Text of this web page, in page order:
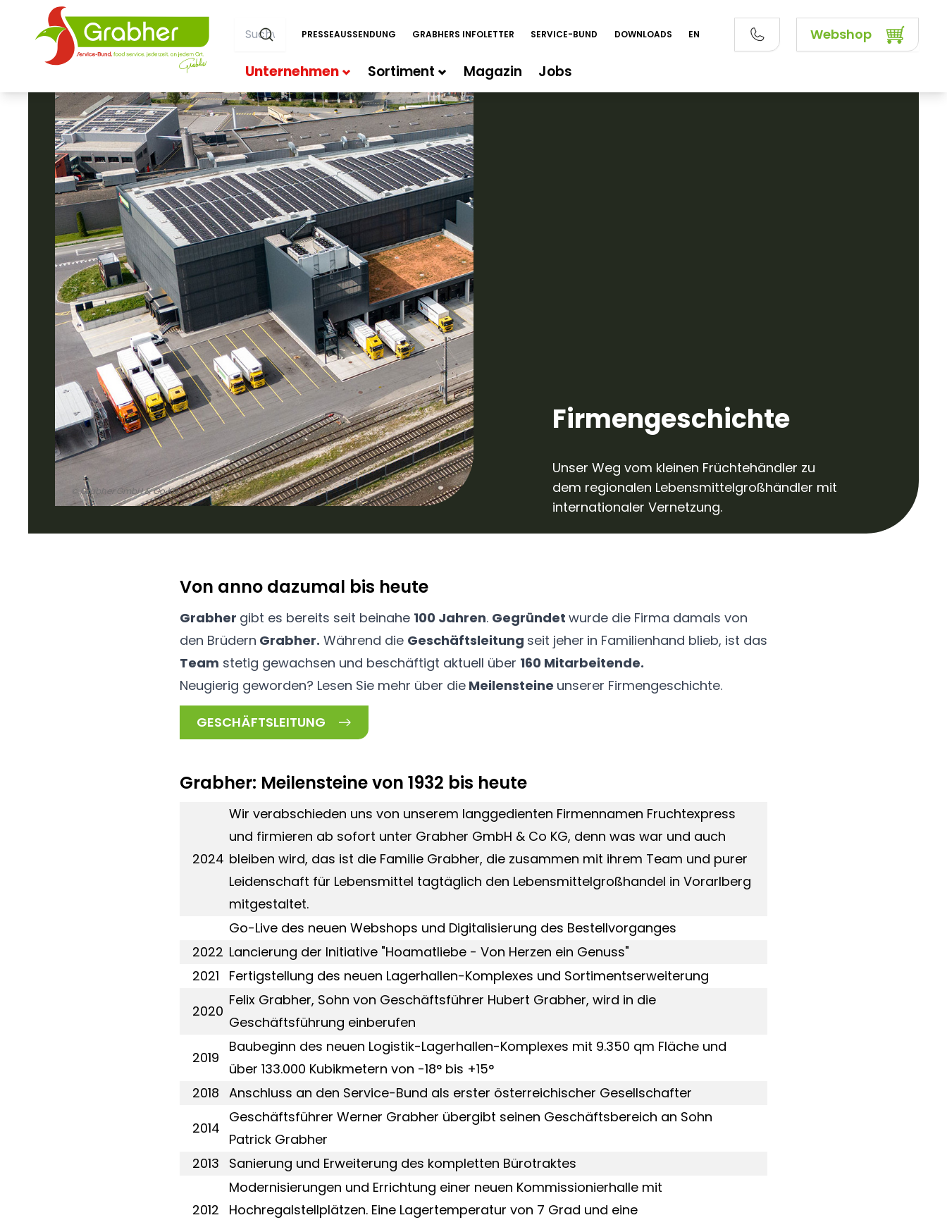
PRESSEAUSSENDUNG GRABHERS INFOLETTER SERVICE-BUND DOWNLOADS EN Webshop
Unternehmen Sortiment Magazin Jobs
© Grabher GmbH & Co KG
Firmengeschichte
Unser Weg vom kleinen Früchtehändler zu
dem regionalen Lebensmittelgroßhändler mit
internationaler Vernetzung.
Von anno dazumal bis heute
Grabher gibt es bereits seit beinahe 100 Jahren. Gegründet wurde die Firma damals von
den Brüdern Grabher. Während die Geschäftsleitung seit jeher in Familienhand blieb, ist das
Team stetig gewachsen und beschäftigt aktuell über 160 Mitarbeitende.
Neugierig geworden? Lesen Sie mehr über dieMeilensteine unserer Firmengeschichte.
GESCHÄFTSLEITUNG
Grabher: Meilensteine von 1932 bis heute
2024
Wir verabschieden uns von unserem langgedienten Firmennamen Fruchtexpress
und firmieren ab sofort unter Grabher GmbH & Co KG, denn was war und auch
bleiben wird, das ist die Familie Grabher, die zusammen mit ihrem Team und purer
Leidenschaft für Lebensmittel tagtäglich den Lebensmittelgroßhandel in Vorarlberg
mitgestaltet.
Go-Live des neuen Webshops und Digitalisierung des Bestellvorganges
2022 Lancierung der Initiative "Hoamatliebe - Von Herzen ein Genuss"
2021
Fertigstellung des neuen Lagerhallen-Komplexes und Sortimentserweiterung
2020
Felix Grabher, Sohn von Geschäftsführer Hubert Grabher, wird in die
Geschäftsführung einberufen
2019
Baubeginn des neuen Logistik-Lagerhallen-Komplexes mit 9.350 qm Fläche und
über 133.000 Kubikmetern von -18° bis +15°
2018 Anschluss an den Service-Bund als erster österreichischer Gesellschafter
2014
Geschäftsführer Werner Grabher übergibt seinen Geschäftsbereich an Sohn
Patrick Grabher
2013
Sanierung und Erweiterung des kompletten Bürotraktes
2012
Modernisierungen und Errichtung einer neuen Kommissionierhalle mit
Hochregalstellplätzen. Eine Lagertemperatur von 7 Grad und eine